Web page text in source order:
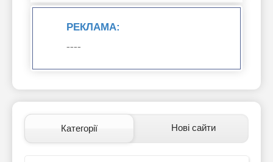
РЕКЛАМА:
----
Категорії Нові сайти